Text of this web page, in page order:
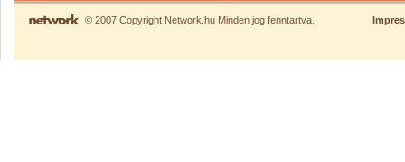
© 2007 Copyright Network.hu Minden jog fenntartva.